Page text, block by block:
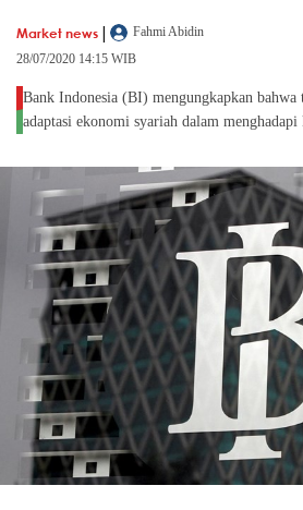
Market news |
Fahmi Abidin
28/07/2020 14:15 WIB
Bank Indonesia (BI) mengungkapkan bahwa
adaptasi ekonomi syariah dalam